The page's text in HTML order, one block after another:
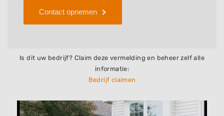
Contact opnemen
Is dit uw bedrijf? Claim deze vermelding en beheer zelf alle
informatie:
Bedrijf claimen